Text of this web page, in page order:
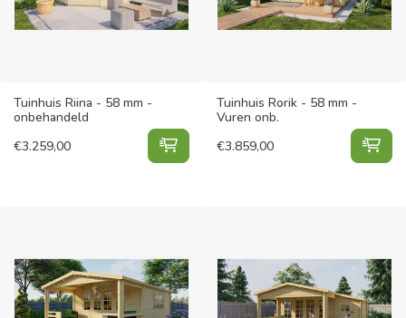
Tuinhuis Riina - 58 mm -
onbehandeld
€3.259,00 Tuinhuis Riina - 58 mm -
Tuinhuis Rorik - 58 mm -
Vuren onb.
€3.859,00